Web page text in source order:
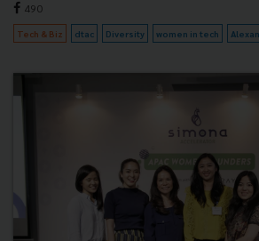
490
Tech & Biz dtac Diversity women in tech